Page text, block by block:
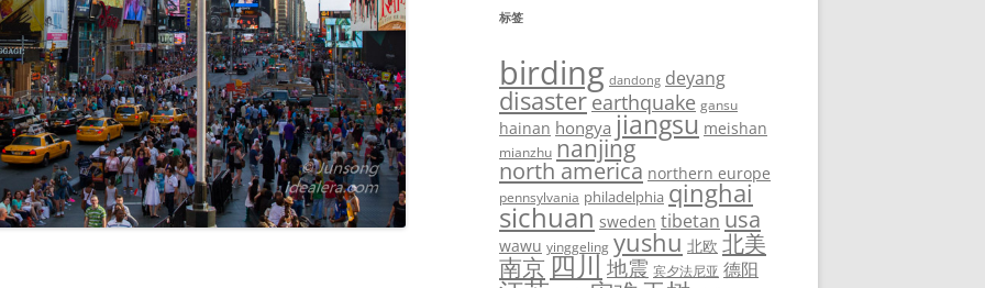
标签
birding dandong deyang
disaster earthquake gansu
hainan hongya jiangsu meishan
mianzhu nanjing
north america northern europe
pennsylvania philadelphia qinghai
sichuan sweden tibetan usa
wawu yinggeling yushu 北欧 北美
南京 四川地震 宾夕法尼亚 德阳